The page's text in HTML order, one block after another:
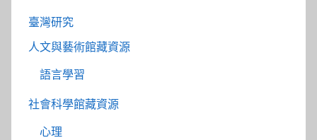
臺灣研究
人文與藝術館藏資源
語言學習
社會科學館藏資源
心理